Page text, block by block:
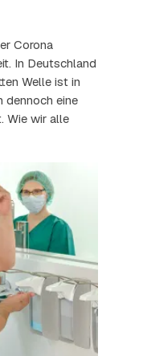
Corona
In Deutschland
Welle ist in
dennoch eine
Wie wir alle